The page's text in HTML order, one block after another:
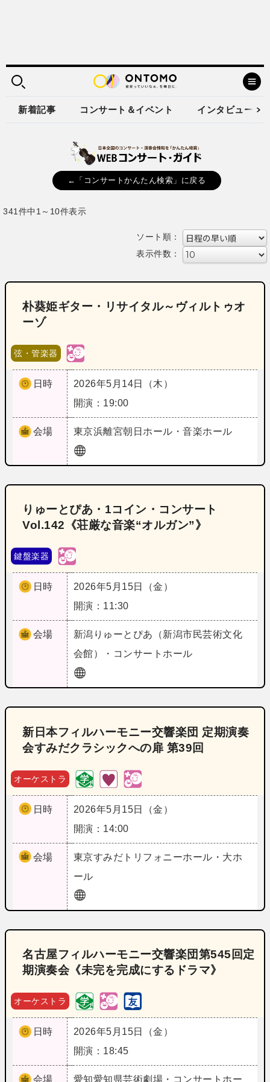
新着記事 コンサート＆イベント インタビュー
←「コンサートかんたん検索」に戻る
341件中1～10件表示
ソート順：
表示件数：
朴葵姫ギター・リサイタル～ヴィルトゥオ
ーゾ
弦・管楽器
日時
2026年5月14日（木）
開演：19:00
会場 東京浜離宮朝日ホール・音楽ホール
りゅーとぴあ・1コイン・コンサート
Vol.142《荘厳な音楽“オルガン”》
鍵盤楽器
日時
2026年5月15日（金）
開演：11:30
会場 新潟 りゅーとぴあ（新潟市民芸術文化
会館）・コンサートホール
新日本フィルハーモニー交響楽団 定期演奏
会すみだクラシックへの扉 第39回
オーケストラ
日時
2026年5月15日（金）
開演：14:00
会場 東京すみだトリフォニーホール・大ホ
ール
名古屋フィルハーモニー交響楽団第545回定
期演奏会《未完を完成にするドラマ》
オーケストラ
日時
2026年5月15日（金）
開演：18:45
会場 愛知愛知県芸術劇場・コンサートホー